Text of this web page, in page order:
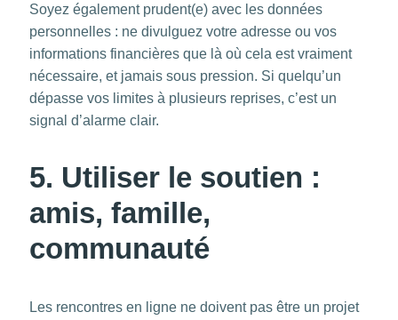
Soyez également prudent(e) avec les données
personnelles : ne divulguez votre adresse ou vos
informations financières que là où cela est vraiment
nécessaire, et jamais sous pression. Si quelqu’un
dépasse vos limites à plusieurs reprises, c’est un
signal d’alarme clair.
5. Utiliser le soutien :
amis, famille,
communauté
Les rencontres en ligne ne doivent pas être un projet